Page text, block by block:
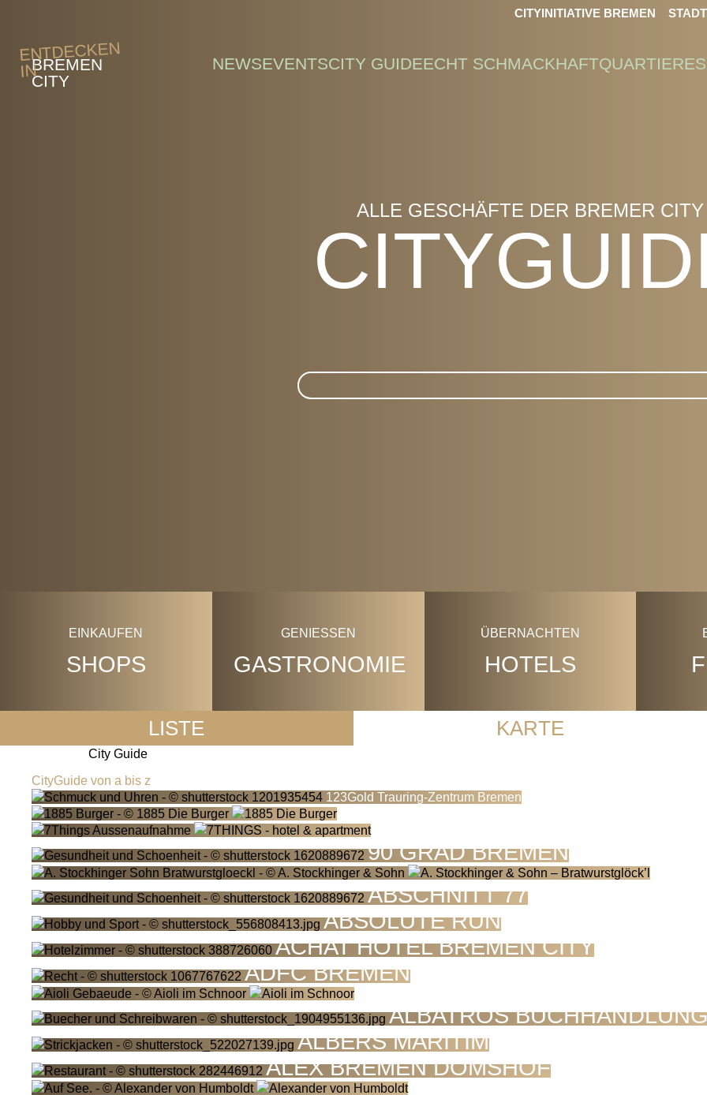
CITYINITIATIVE BREMEN
ALLE GESCHÄFTE DER BREMER CITY
Suche im CityGuide
ENTDECKEN
INBREMEN
CITY
NEWSEVENTSCITY GUIDEECHT SCHMACKHAFTQUARTIERE
EINKAUFEN
SHOPS
GENIESSEN
GASTRONOMIE
ÜBERNACHTEN
HOTELS
LISTE KARTE
City Guide
CityGuide von a bis z
123Gold Trauring-Zentrum Bremen
90 GRAD BREMEN
ABSCHNITT 77
ABSOLUTE RUN
ACHAT HOTEL BREMEN CITY
ADFC BREMEN
ALBATROS
ALBERS MARITIM
ALEX BREMEN DOMSHOF